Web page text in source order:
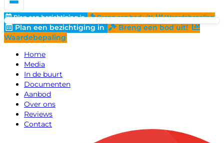
Plan een bezichtiging in Breng een bod uit! Waardebepaling
Plan een bezichtiging in
Breng een bod uit!
Waardebepaling
Home
Media
In de buurt
Documenten
Aanbod
Over ons
Reviews
Contact